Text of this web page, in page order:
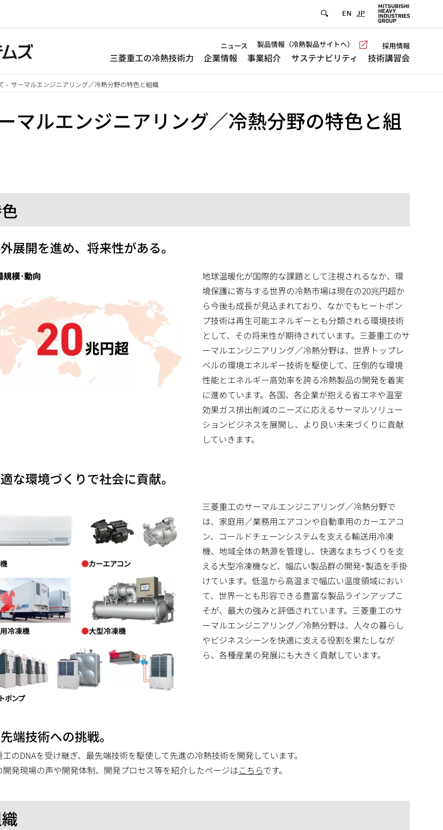
EN JP
Default
-
Header
menu
ニュース 製品情報（冷熱製品サイトへ） 採用情報
三菱重工の冷熱技術力 企業情報 事業紹介 サステナビリティ 技術講習会
- サーマルエンジニアリング／冷熱分野の特色と組織
マルエンジニアリング／冷熱分野の特色と組
展開を進め、将来性がある。
地球温暖化が国際的な課題として注視されるなか、環
境保護に寄与する世界の冷熱市場は現在の20兆円超か
ら今後も成長が見込まれており、なかでもヒートポン
プ技術は再生可能エネルギーとも分類される環境技術
として、その将来性が期待されています。三菱重工のサ
ーマルエンジニアリング／冷熱分野は、世界トップレ
ベルの環境エネルギー技術を駆使して、圧倒的な環境
性能とエネルギー高効率を誇る冷熱製品の開発を着実
に進めています。各国、各企業が抱える省エネや温室
効果ガス排出削減のニーズに応えるサーマルソリュー
ションビジネスを展開し、より良い未来づくりに貢献
していきます。
な環境づくりで社会に貢献。
三菱重工のサーマルエンジニアリング／冷熱分野で
は、家庭用／業務用エアコンや自動車用のカーエアコ
ン、コールドチェーンシステムを支える輸送用冷凍
機、地域全体の熱源を管理し、快適なまちづくりを支
える大型冷凍機など、幅広い製品群の開発･製造を手掛
けています。低温から高温まで幅広い温度領域におい
て、世界一とも形容できる豊富な製品ラインアップこ
そが、最大の強みと評価されています。三菱重工のサ
ーマルエンジニアリング／冷熱分野は、人々の暮らし
やビジネスシーンを快適に支える役割を果たしなが
ら、各種産業の発展にも大きく貢献しています。
端技術への挑戦。
のDNAを受け継ぎ、最先端技術を駆使して先進の冷熱技術を開発しています。
開発現場の声や開発体制、開発プロセス等を紹介したページはこちらです。